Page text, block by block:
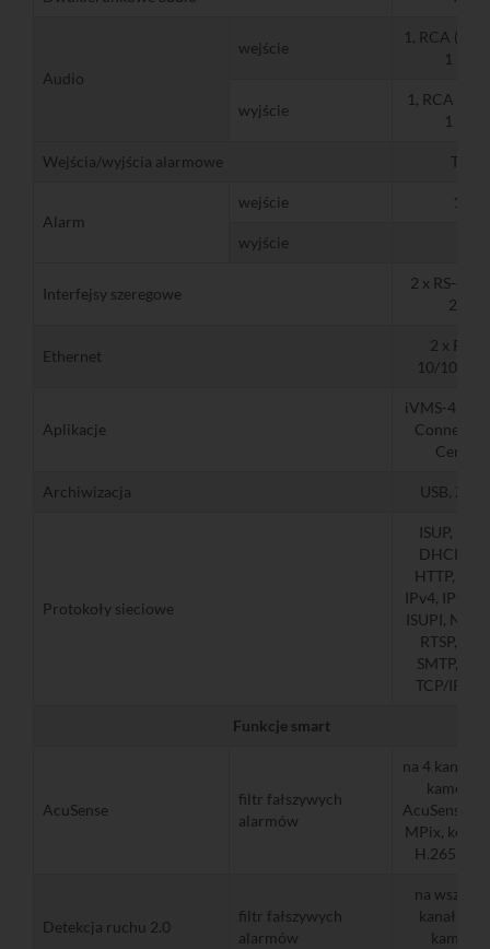
Audio
wejście
1, RCA (2.0
1 kΩ)
wyjście
1, RCA
1 kΩ)
Wejścia/wyjścia alarmowe Tak
Alarm
wejście 16
wyjście
Interfejsy szeregowe
2 x RS-485,
232
Ethernet
2 x RJ-
10/100/
Aplikacje
iVMS-4200,
Connect,
Central
Archiwizacja USB,
Protokoły sieciowe
ISUP,
DHCP,
HTTP,
IPv4, IPv6,
ISUPI, NFS,
RTSP,
SMTP,
TCP/IP,
Funkcje smart
AcuSense
filtr fałszywych
alarmów
na 4
kamer
AcuSense
MPix,
H.265,
Detekcja ruchu 2.0
filtr fałszywych
alarmów
na
kanałach
kamer IP